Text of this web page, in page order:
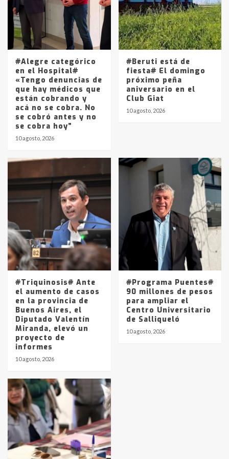
5
Los precios de los combustibles en
La Pampa, desde YPF hasta Axion
entre 857 a 1338 pesos
#Alegre categórico
en el Hospital#
«Tengo denuncias de
que hay médicos que
están cobrando y
acá no se cobra. No
se cobró antes y no
se cobra hoy”
10 agosto, 2026
#Beruti está de
fiesta# El domingo
próximo peña
aniversario en el
Club Giat
10 agosto, 2026
#Triquinosis# Ante
el aumento de casos
en la provincia de
Buenos Aires, el
Diputado Valentín
Miranda, elevó un
proyecto de
informes
10 agosto, 2026
#Programa Puentes#
90 millones de pesos
para ampliar el
Centro Universitario
de Salliqueló
10 agosto, 2026